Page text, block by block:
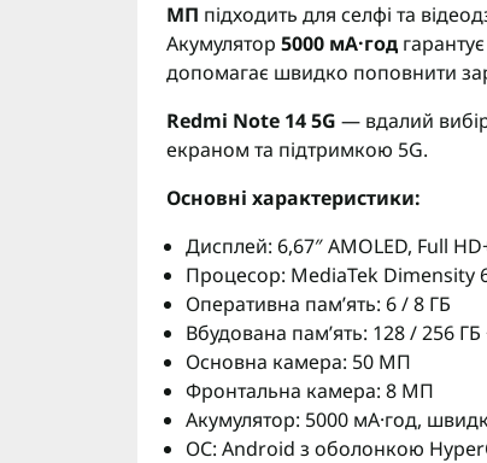
МП підходить для селфі та
Акумулятор 5000 мА·год
допомагає швидко поповнити
Redmi Note 14 5G — вдалий
екраном та підтримкою 5G.
Основні характеристики:
Дисплей: 6,67″ AMOLED, Full
Процесор: MediaTek Dimensity
Оперативна пам’ять: 6 / 8 ГБ
Вбудована пам’ять: 128 / 256
Основна камера: 50 МП
Фронтальна камера: 8 МП
Акумулятор: 5000 мА·год,
ОС: Android з оболонкою